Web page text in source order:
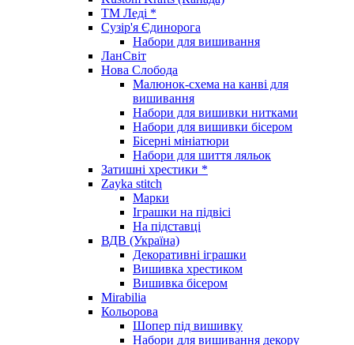
ТМ Леді *
Сузір'я Єдинорога
Набори для вишивання
ЛанСвіт
Нова Слобода
Малюнок-схема на канві для
вишивання
Набори для вишивки нитками
Набори для вишивки бісером
Бісерні мініатюри
Набори для шиття ляльок
Затишні хрестики *
Zayka stitch
Марки
Іграшки на підвісі
На підставці
ВДВ (Україна)
Декоративні іграшки
Вишивка хрестиком
Вишивка бісером
Mirabilia
Кольорова
Шопер під вишивку
Набори для вишивання декору